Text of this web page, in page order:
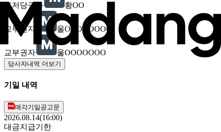
근저당권자 황OO
교부권자 울OOOOOOOO
교부권자 울OOOOOOO
당사자내역 더보기
기일 내역
매각기일공고문
2026.08.14(16:00)
대금지급기한